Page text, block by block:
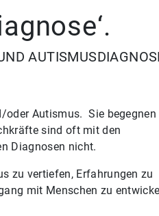
oder Autismus. Sie
sind oft mit den
Diagnosen nicht.
zu vertiefen, Erfahrungen zu
mit Menschen zu